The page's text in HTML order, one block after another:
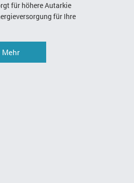
für höhere Autarkie
für Ihre
Mehr